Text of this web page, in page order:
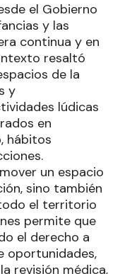
el Gobierno
y las
continua y en
resaltó
de la
y
lúdicas
en
hábitos
un espacio
sino también
el territorio
permite que
el derecho a
oportunidades,
revisión médica,